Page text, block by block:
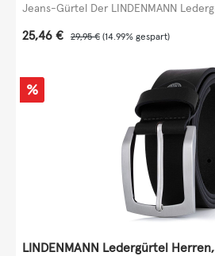
Jeans-Gürtel Der LINDENMANN
Verkaufspreis:
25,46 € Regulärer Preis:
29,95 € (14.99% gespart)
Rabatt
%
LINDENMANN Ledergürtel